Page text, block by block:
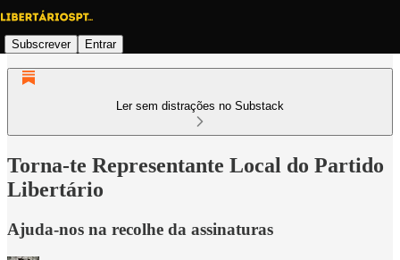
Subscrever Entrar
Ler sem distrações no Substack
Torna-te Representante Local do Partido
Libertário
Ajuda-nos na recolhe da assinaturas